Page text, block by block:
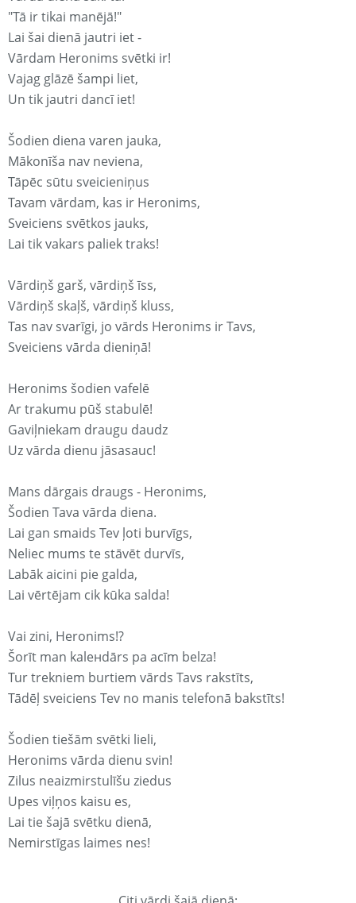
"Tā ir tikai manējā!"
Lai šai dienā jautri iet -
Vārdam Heronims svētki ir!
Vajag glāzē šampi liet,
Un tik jautri dancī iet!
Šodien diena varen jauka,
Mākonīša nav neviena,
Tāpēc sūtu sveicieniņus
Tavam vārdam, kas ir Heronims,
Sveiciens svētkos jauks,
Lai tik vakars paliek traks!
Vārdiņš garš, vārdiņš īss,
Vārdiņš skaļš, vārdiņš kluss,
Tas nav svarīgi, jo vārds Heronims ir Tavs,
Sveiciens vārda dieniņā!
Heronims šodien vafelē
Ar trakumu pūš stabulē!
Gaviļniekam draugu daudz
Uz vārda dienu jāsasauc!
Mans dārgais draugs - Heronims,
Šodien Tava vārda diena.
Lai gan smaids Tev ļoti burvīgs,
Neliec mums te stāvēt durvīs,
Labāk aicini pie galda,
Lai vērtējam cik kūka salda!
Vai zini, Heronims!?
Šorīt man kaleнdārs pa acīm belza!
Tur trekniem burtiem vārds Tavs rakstīts,
Tādēļ sveiciens Tev no manis telefonā bakstīts!
Šodien tiešām svētki lieli,
Heronims vārda dienu svin!
Zilus neaizmirstulīšu ziedus
Upes viļņos kaisu es,
Lai tie šajā svētku dienā,
Nemirstīgas laimes nes!